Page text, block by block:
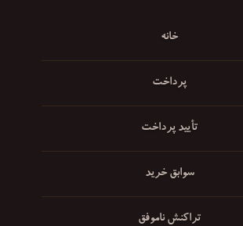
خانه
پرداخت
تأیید پرداخت
سوابق خرید
تراکنش ناموفق